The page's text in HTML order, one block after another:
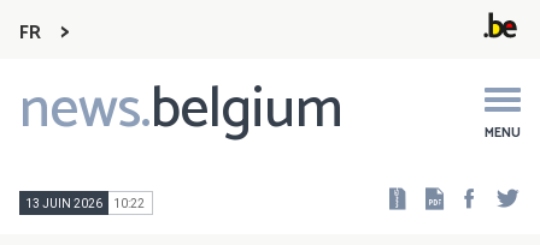
FR
news.belgium MENU
Main
navigation
13 JUIN 2026 10:22